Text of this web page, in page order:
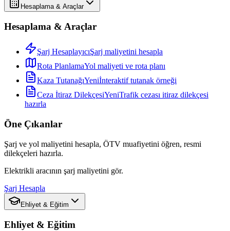
Hesaplama & Araçlar
Hesaplama & Araçlar
Şarj HesaplayıcıŞarj maliyetini hesapla
Rota PlanlamaYol maliyeti ve rota planı
Kaza TutanağıYeniİnteraktif tutanak örneği
Ceza İtiraz DilekçesiYeniTrafik cezası itiraz dilekçesi
hazırla
Öne Çıkanlar
Şarj ve yol maliyetini hesapla, ÖTV muafiyetini öğren, resmi
dilekçeleri hazırla.
Elektrikli aracının şarj maliyetini gör.
Şarj Hesapla
Ehliyet & Eğitim
Ehliyet & Eğitim